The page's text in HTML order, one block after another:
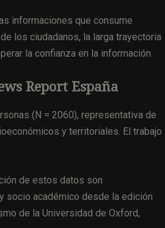
informaciones que consume
los ciudadanos, la larga trayectoria
la confianza en la información.
Report España
(N = 2060), representativa de
y territoriales. El trabajo
de estos datos son
socio académico desde la edición
de la Universidad de Oxford,